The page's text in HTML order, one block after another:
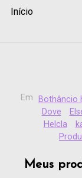
Início
Em Bothâncio
Dove
Helcla
Meus